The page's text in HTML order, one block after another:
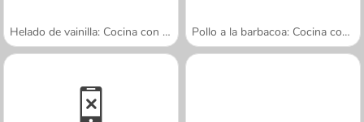
Helado de vainilla: Cocina con Sara Pollo a la barbacoa: Cocina con Sara